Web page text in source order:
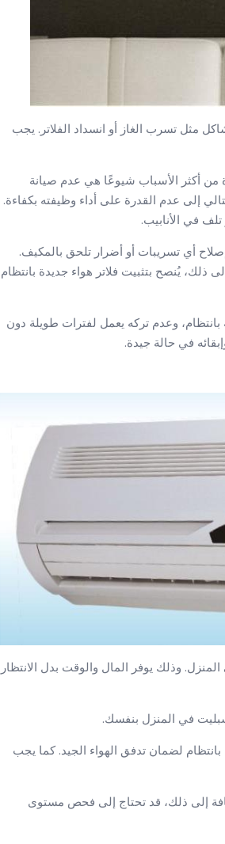
مثل تسرب الغاز أو انسداد الفلاتر. يجب
من أكثر الأسباب شيوعًا هي عدم صيانة
إلى عدم القدرة على أداء وظيفته بكفاءة.
في الأنابيب.
أي تسريبات أو أضرار تلحق بالمكيف.
يُنصح بتثبيت فلاتر هواء جديدة بانتظام
وعدم تركه يعمل لفترات طويلة دون
في حالة جيدة.
وذلك يوفر المال والوقت بدل الانتظار
في المنزل بنفسك.
لضمان تدفق الهواء الجيد. كما يجب
إلى ذلك، قد تحتاج إلى فحص مستوى